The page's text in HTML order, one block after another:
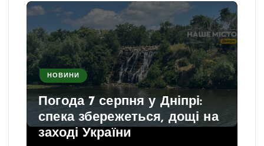
НОВИНИ
Погода 7 серпня у Дніпрі:
спека збережеться, дощі на
заході України